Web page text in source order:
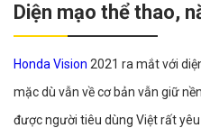
Diện mạo thể thao,
Honda Vision 2021 ra mắt với
mặc dù vẫn về cơ bản vẫn giữ
được người tiêu dùng Việt rất yêu